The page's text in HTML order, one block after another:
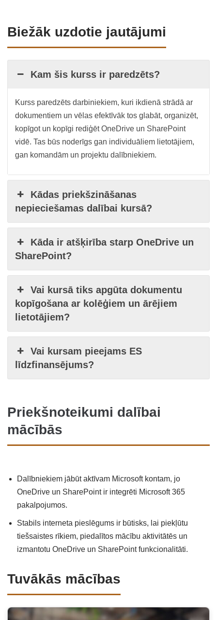
Biežāk uzdotie jautājumi
Kam šis kurss ir paredzēts?
Kurss paredzēts darbiniekiem, kuri ikdienā strādā ar
dokumentiem un vēlas efektīvāk tos glabāt, organizēt,
kopīgot un kopīgi rediģēt OneDrive un SharePoint
vidē. Tas būs noderīgs gan individuāliem lietotājiem,
gan komandām un projektu dalībniekiem.
Kādas priekšzināšanas
nepieciešamas dalībai kursā?
Kāda ir atšķirība starp OneDrive un
SharePoint?
Vai kursā tiks apgūta dokumentu
kopīgošana ar kolēģiem un ārējiem
lietotājiem?
Vai kursam pieejams ES
līdzfinansējums?
Priekšnoteikumi dalībai
mācībās
Dalībniekiem jābūt aktīvam Microsoft kontam, jo
OneDrive un SharePoint ir integrēti Microsoft 365
pakalpojumos.
Stabils interneta pieslēgums ir būtisks, lai piekļūtu
tiešsaistes rīkiem, piedalītos mācību aktivitātēs un
izmantotu OneDrive un SharePoint funkcionalitāti.
Tuvākās mācības